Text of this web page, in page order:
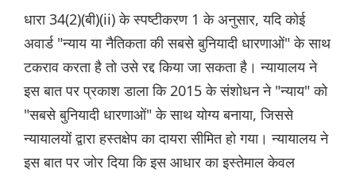
धारा 34(2)(बी)(ii) के स्पष्टीकरण 1 के अनुसार, यदि कोई
अवार्ड "न्याय या नैतिकता की सबसे बुनियादी धारणाओं" के साथ
टकराव करता है तो उसे रद्द किया जा सकता है। न्यायालय ने
इस बात पर प्रकाश डाला कि 2015 के संशोधन ने "न्याय" को
"सबसे बुनियादी धारणाओं" के साथ योग्य बनाया, जिससे
न्यायालयों द्वारा हस्तक्षेप का दायरा सीमित हो गया। न्यायालय ने
इस बात पर जोर दिया कि इस आधार का इस्तेमाल केवल